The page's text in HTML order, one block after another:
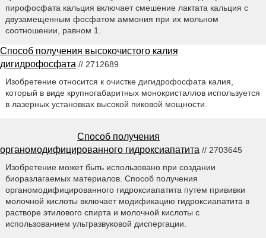
пирофосфата кальция включает смешение лактата кальция с
двузамещенным фосфатом аммония при их мольном
соотношении, равном 1.
Способ получения высокочистого калия
дигидрофосфата // 2712689
Изобретение относится к очистке дигидрофосфата калия,
который в виде крупногабаритных монокристаллов используется
в лазерных установках высокой пиковой мощности.
Способ получения
органомодифицированного гидроксиапатита // 2703645
Изобретение может быть использовано при создании
биоразлагаемых материалов. Способ получения
органомодифицированного гидроксиапатита путем прививки
молочной кислоты включает модификацию гидроксиапатита в
растворе этилового спирта и молочной кислоты с
использованием ультразвуковой диспергации.